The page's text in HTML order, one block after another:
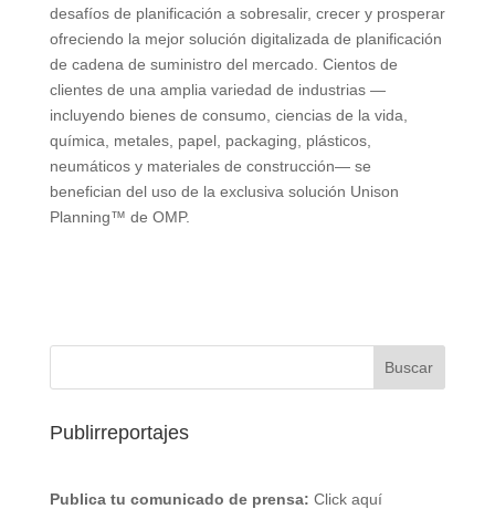
desafíos de planificación a sobresalir, crecer y prosperar
ofreciendo la mejor solución digitalizada de planificación
de cadena de suministro del mercado. Cientos de
clientes de una amplia variedad de industrias —
incluyendo bienes de consumo, ciencias de la vida,
química, metales, papel, packaging, plásticos,
neumáticos y materiales de construcción— se
benefician del uso de la exclusiva solución Unison
Planning™ de OMP.
Publirreportajes
Publica tu comunicado de prensa: Click aquí